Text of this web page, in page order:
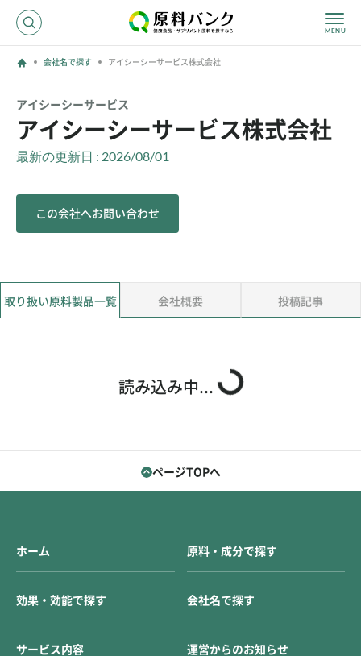
ホーム
効果・効能で探す 会社名で探す
ご利用ガイド
新規登録
会社名で探す アイシーシーサービス株式会社
アイシーシーサービス
アイシーシーサービス株式会社
最新の更新日 : 2026/08/01
この会社へお問い合わせ
取り扱い原料製品一覧 会社概要 投稿記事
読み込み中...
ページTOPへ
ホーム 原料・成分で探す
効果・効能で探す 会社名で探す
サービス内容 運営からのお知らせ